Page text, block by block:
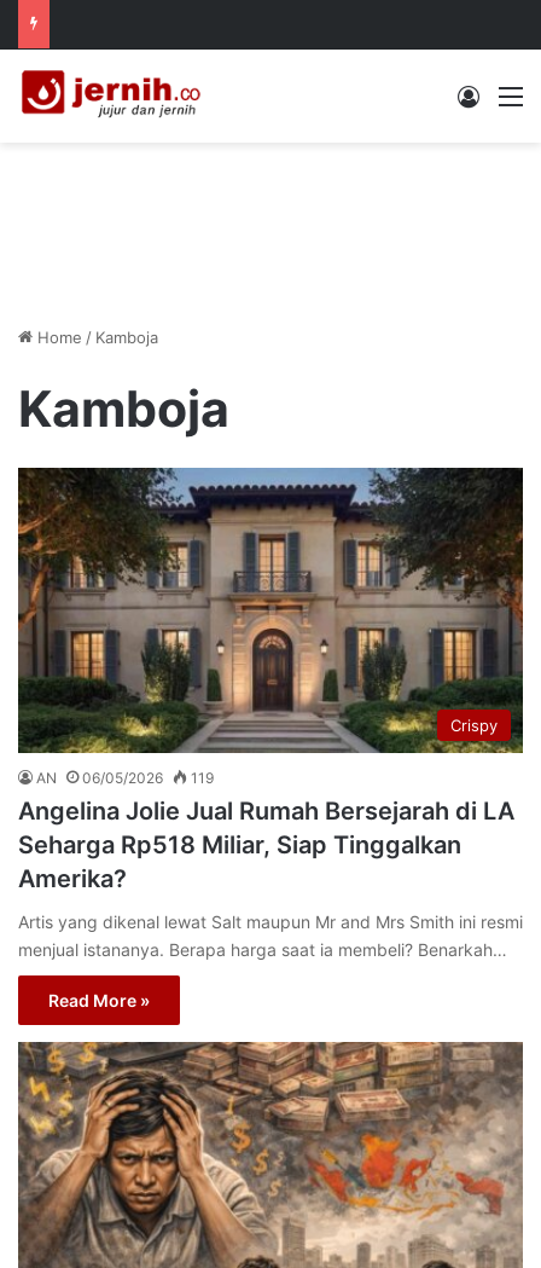
Log In
Home / Kamboja
Kamboja
Crispy
AN 06/05/2026 119
Angelina Jolie Jual Rumah Bersejarah di LA
Seharga Rp518 Miliar, Siap Tinggalkan
Amerika?
Artis yang dikenal lewat Salt maupun Mr and Mrs Smith ini resmi
menjual istananya. Berapa harga saat ia membeli? Benarkah…
Read More »